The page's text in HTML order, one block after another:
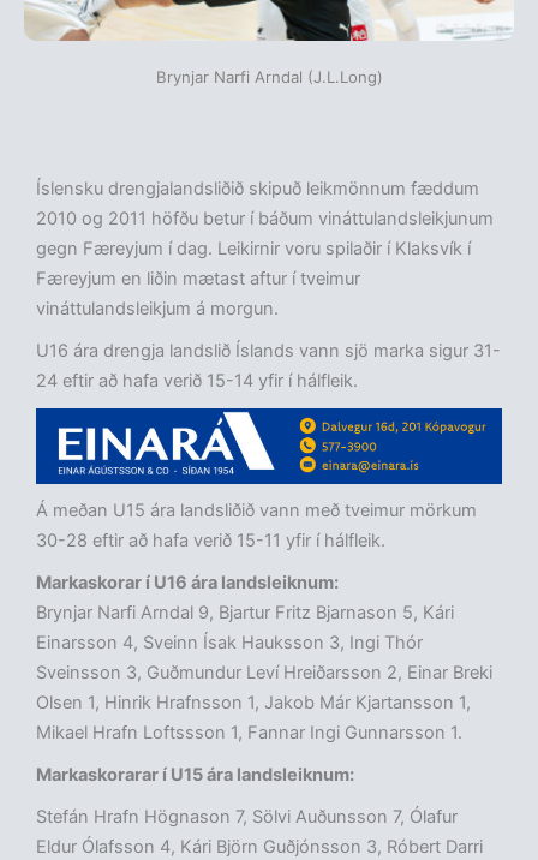
Brynjar Narfi Arndal (J.L.Long)
Íslensku drengjalandsliðið skipuð leikmönnum fæddum
2010 og 2011 höfðu betur í báðum vináttulandsleikjunum
gegn Færeyjum í dag. Leikirnir voru spilaðir í Klaksvík í
Færeyjum en liðin mætast aftur í tveimur
vináttulandsleikjum á morgun.
U16 ára drengja landslið Íslands vann sjö marka sigur 31-
24 eftir að hafa verið 15-14 yfir í hálfleik.
Á meðan U15 ára landsliðið vann með tveimur mörkum
30-28 eftir að hafa verið 15-11 yfir í hálfleik.
Markaskorar í U16 ára landsleiknum:
Brynjar Narfi Arndal 9, Bjartur Fritz Bjarnason 5, Kári
Einarsson 4, Sveinn Ísak Hauksson 3, Ingi Thór
Sveinsson 3, Guðmundur Leví Hreiðarsson 2, Einar Breki
Olsen 1, Hinrik Hrafnsson 1, Jakob Már Kjartansson 1,
Mikael Hrafn Loftssson 1, Fannar Ingi Gunnarsson 1.
Markaskorarar í U15 ára landsleiknum:
Stefán Hrafn Högnason 7, Sölvi Auðunsson 7, Ólafur
Eldur Ólafsson 4, Kári Björn Guðjónsson 3, Róbert Darri